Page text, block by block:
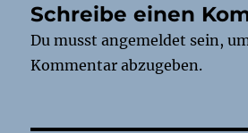
Schreibe einen
Du musstangemeldet sein,
Kommentar abzugeben.